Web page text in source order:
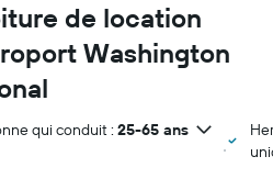
de location
Washington
qui conduit : 25-65 ans